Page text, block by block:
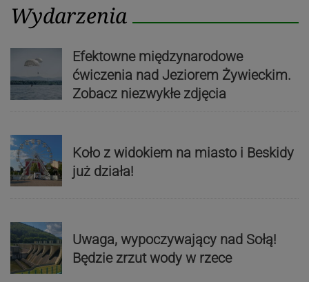
Wydarzenia
Efektowne międzynarodowe
ćwiczenia nad Jeziorem Żywieckim.
Zobacz niezwykłe zdjęcia
Koło z widokiem na miasto i Beskidy
już działa!
Uwaga, wypoczywający nad Sołą!
Będzie zrzut wody w rzece